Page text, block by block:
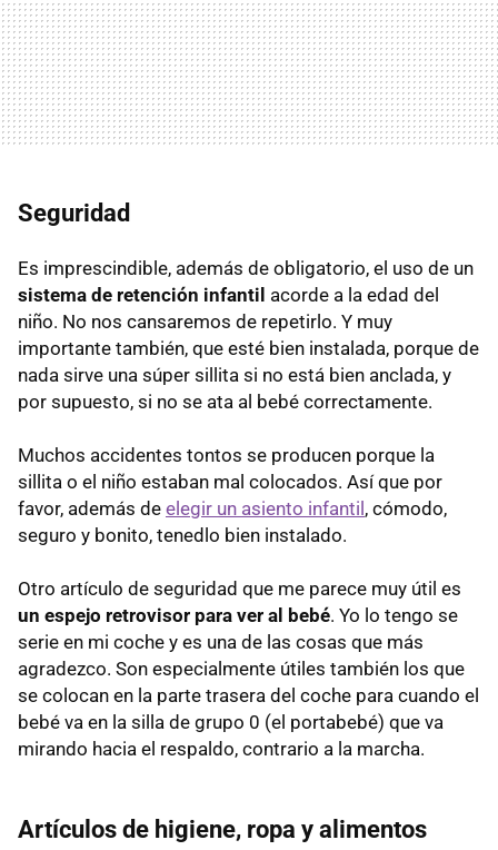
Seguridad
Es imprescindible, además de obligatorio, el uso de un
sistema de retención infantil acorde a la edad del
niño. No nos cansaremos de repetirlo. Y muy
importante también, que esté bien instalada, porque de
nada sirve una súper sillita si no está bien anclada, y
por supuesto, si no se ata al bebé correctamente.
Muchos accidentes tontos se producen porque la
sillita o el niño estaban mal colocados. Así que por
favor, además de elegir un asiento infantil , cómodo,
seguro y bonito, tenedlo bien instalado.
Otro artículo de seguridad que me parece muy útil es
un espejo retrovisor para ver al bebé. Yo lo tengo se
serie en mi coche y es una de las cosas que más
agradezco. Son especialmente útiles también los que
se colocan en la parte trasera del coche para cuando el
bebé va en la silla de grupo 0 (el portabebé) que va
mirando hacia el respaldo, contrario a la marcha.
Artículos de higiene, ropa y alimentos